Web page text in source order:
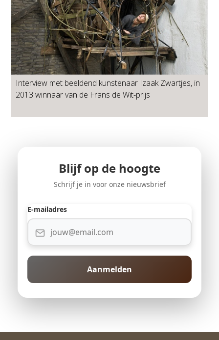
Interview met beeldend kunstenaar Izaak Zwartjes, in
2013 winnaar van de Frans de Wit-prijs
Blijf op de hoogte
Schrijf je in voor onze nieuwsbrief
E-mailadres
Aanmelden